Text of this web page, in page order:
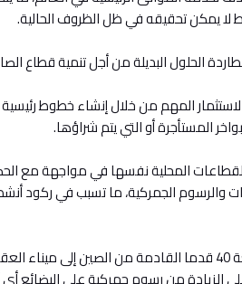
لا يمكن تحقيقه في ظل الظروف الحالية.
الحلول البديلة من أجل تنمية قطاع
المهم من خلال إنشاء خطوط
المستأجرة أو التي يتم شراؤها.
القطاعات المحلية نفسها في مواجهة مع
الجمركية، ما تسبب في ركود
وارتفعت أجور الشحن البحري للحاوية الواحدة سعة 40 قدما